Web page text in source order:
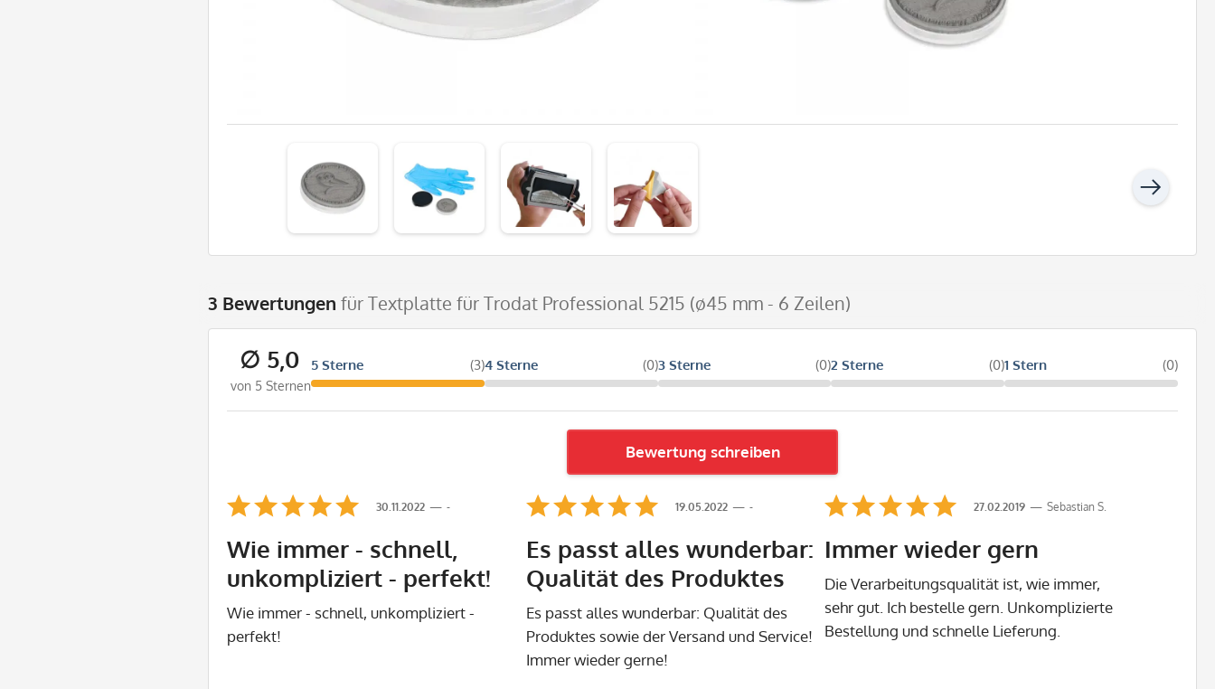
3 Bewertungen für Textplatte für Trodat Professional 5215 (ø45 mm - 6 Zeilen)
∅ 5,0
von 5 Sternen
5 Sterne (3)4 Sterne (0)3 Sterne (0)2 Sterne (0)1 Stern (0)
Bewertung schreiben
-
30.11.2022
Wie immer - schnell,
unkompliziert - perfekt!
Wie immer - schnell, unkompliziert -
perfekt!
-
19.05.2022
Es passt alles wunderbar:
Qualität des Produktes
Es passt alles wunderbar: Qualität des
Produktes sowie der Versand und Service!
Immer wieder gerne!
Sebastian S.
27.02.2019
Immer wieder gern
Die Verarbeitungsqualität ist, wie immer,
sehr gut. Ich bestelle gern. Unkomplizierte
Bestellung und schnelle Lieferung.